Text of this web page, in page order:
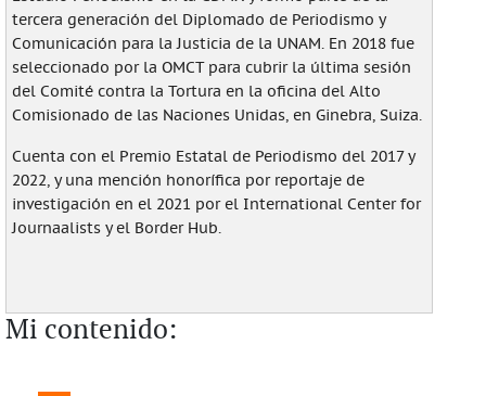
tercera generación del Diplomado de Periodismo y
Comunicación para la Justicia de la UNAM. En 2018 fue
seleccionado por la OMCT para cubrir la última sesión
del Comité contra la Tortura en la oficina del Alto
Comisionado de las Naciones Unidas, en Ginebra, Suiza.
Cuenta con el Premio Estatal de Periodismo del 2017 y
2022, y una mención honorífica por reportaje de
investigación en el 2021 por el International Center for
Journaalists y el Border Hub.
Mi contenido: